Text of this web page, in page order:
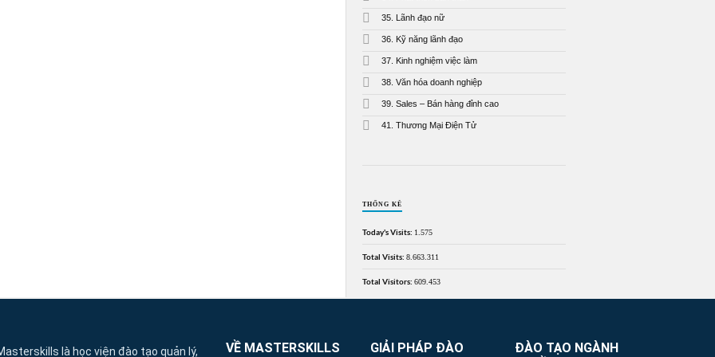
35. Lãnh đạo nữ
36. Kỹ năng lãnh đạo
37. Kinh nghiệm việc làm
38. Văn hóa doanh nghiệp
39. Sales – Bán hàng đỉnh cao
41. Thương Mại Điện Tử
THỐNG KÊ
Today's Visits: 1.575
Total Visits:8.663.311
Total Visitors:609.453
là học viện đào tạo quản lý, VỀ MASTERSKILLS
GIẢI PHÁP ĐÀO
ĐÀO TẠO NGÀNH